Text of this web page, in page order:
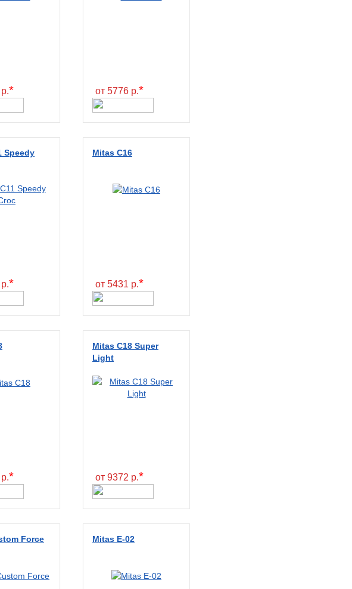
* от 5776 р.*
Speedy
*
Mitas C16
от 5431 р.*
*
Mitas C18 Super
Light
от 9372 р.*
Force Mitas E-02